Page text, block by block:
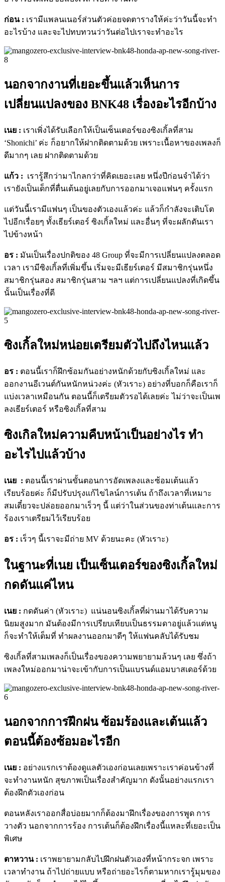
ก่อน : เรามีแพลนเนอร์ส่วนตัวค่อยจดตารางให้ค่ะว่าวันนี้จะทำ
อะไรบ้าง และจะไปทบทวนว่าวันต่อไปเราจะทำอะไร
นอกจากงานที่เยอะขึ้นแล้วเห็นการ
เปลี่ยนแปลงของ BNK48 เรื่องอะไรอีกบ้าง
เนย : เราเพิ่งได้รับเลือกให้เป็นเซ็นเตอร์ของซิงเกิ้ลที่สาม
‘Shonichi’ ค่ะ ก็อยากให้ฝากติดตามด้วย เพราะเนื้อหาของเพลงก็
ดีมากๆ เลย ฝากติดตามด้วย
แก้ว : เรารู้สึกว่ามาไกลกว่าที่คิดเยอะเลย หนึ่งปีก่อนจำได้ว่า
เรายังเป็นเด็กที่ตื่นเต้นอยู่เลยกับการออกมาเจอแฟนๆ ครั้งแรก
แต่วันนี้เรามีแฟนๆ เป็นของตัวเองแล้วค่ะ แล้วก็กำลังจะเติบโต
ไปอีกเรื่อยๆ ทั้งเธียร์เตอร์ ซิงเกิ้ลใหม่ และอื่นๆ ที่จะผลักดันเรา
ไปข้างหน้า
อร : มันเป็นเรื่องปกติของ 48 Group ที่จะมีการเปลี่ยนแปลงตลอด
เวลา เรามีซิงเกิ้ลที่เพิ่มขึ้น เริ่มจะมีเธียร์เตอร์ มีสมาชิกรุ่นหนึ่ง
สมาชิกรุ่นสอง สมาชิกรุ่นสาม ฯลฯ แต่การเปลี่ยนแปลงที่เกิดขึ้น
นั้นเป็นเรื่องที่ดี
ซิงเกิ้ลใหม่หน่อยเตรียมตัวไปถึงไหนแล้ว
อร : ตอนนี้เราก็ฝึกซ้อมกันอย่างหนักด้วยกับซิงเกิ้ลใหม่ และ
ออกงานอีเวนต์กันหนักหน่วงค่ะ (หัวเราะ) อย่างที่บอกก็คือเราก็
แบ่งเวลาเหมือนกัน ตอนนี้ก็เตรียมตัวรอได้เลยค่ะ ไม่ว่าจะเป็นเพ
ลงเธียร์เตอร์ หรือซิงเกิ้ลที่สาม
ซิงเกิลใหม่ความคืบหน้าเป็นอย่างไร ทำ
อะไรไปแล้วบ้าง
เนย : ตอนนี้เราผ่านขั้นตอนการอัดเพลงและซ้อมเต้นแล้ว
เรียบร้อยค่ะ ก็มีปรับปรุงแก้ไขไลน์การเต้น ถ้าถึงเวลาที่เหมาะ
สมเดี๋ยวจะปล่อยออกมาเร็วๆ นี้ แต่ว่าในส่วนของท่าเต้นและการ
ร้องเราเตรียมไว้เรียบร้อย
อร : เร็วๆ นี้เราจะมีถ่าย MV ด้วยนะคะ (หัวเราะ)
ในฐานะที่เนย เป็นเซ็นเตอร์ของซิงเกิ้ลใหม่
กดดันแค่ไหน
เนย : กดดันค่า (หัวเราะ) แน่นอนซิงเกิ้ลที่ผ่านมาได้รับความ
นิยมสูงมาก มันต้องมีการเปรียบเทียบเป็นธรรมดาอยู่แล้วแต่หนู
ก็จะทำให้เต็มที่ ทำผลงานออกมาดีๆ ให้แฟนคลับได้รับชม
ซิงเกิ้ลที่สามเพลงก็เป็นเรื่องของความพยายามล้วนๆ เลย ซึ่งถ้า
เพลงใหม่ออกมาน่าจะเข้ากับการเป็นแบรนด์แอมบาสเดอร์ด้วย
นอกจากการฝึกฝน ซ้อมร้องและเต้นแล้ว
ตอนนี้ต้องซ้อมอะไรอีก
เนย : อย่างแรกเราต้องดูแลตัวเองก่อนเลยเพราะเราค่อนข้างที่
จะทำงานหนัก สุขภาพเป็นเรื่องสำคัญมาก ดังนั้นอย่างแรกเรา
ต้องฝึกตัวเองก่อน
ตอนหลังเราออกสื่อบ่อยมากก็ต้องมาฝึกเรื่องของการพูด การ
วางตัว นอกจากการร้อง การเต้นก็ต้องฝึกเรื่องนี้แหละที่เยอะเป็น
พิเศษ
ตาหวาน : เราพยายามกลับไปฝึกฝนตัวเองที่หน้ากระจก เพราะ
เวลาทำงาน ถ้าไปถ่ายแบบ หรือถ่ายอะไรก็ตามหากเรารู้มุมของ